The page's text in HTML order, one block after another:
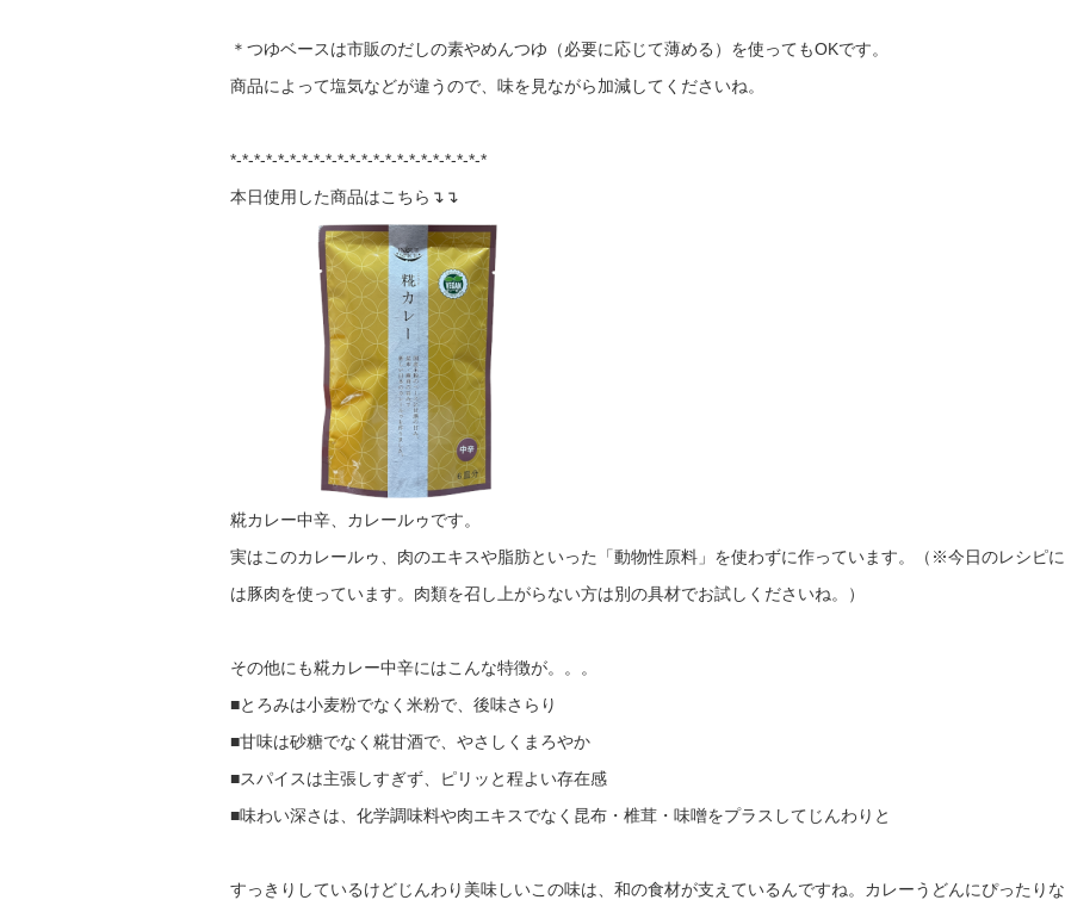
＊つゆベースは市販のだしの素やめんつゆ（必要に応じて薄める）を使ってもOKです。
商品によって塩気などが違うので、味を見ながら加減してくださいね。
*-*-*-*-*-*-*-*-*-*-*-*-*-*-*-*-*-*-*-*-*-*
本日使用した商品はこちら↴↴
糀カレー中辛、カレールゥです。
実はこのカレールゥ、肉のエキスや脂肪といった「動物性原料」を使わずに作っています。（※今日のレシピに
は豚肉を使っています。肉類を召し上がらない方は別の具材でお試しくださいね。）
その他にも糀カレー中辛にはこんな特徴が。。。
■とろみは小麦粉でなく米粉で、後味さらり
■甘味は砂糖でなく糀甘酒で、やさしくまろやか
■スパイスは主張しすぎず、ピリッと程よい存在感
■味わい深さは、化学調味料や肉エキスでなく昆布・椎茸・味噌をプラスしてじんわりと
すっきりしているけどじんわり美味しいこの味は、和の食材が支えているんですね。カレーうどんにぴったりな